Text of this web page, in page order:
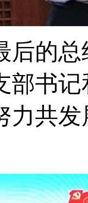
后的
部书
力共